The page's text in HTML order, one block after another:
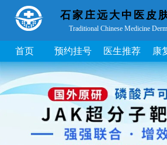
石家庄远大中医皮
Traditional Chinese Medicine
首页 预约挂号 医生推荐 康